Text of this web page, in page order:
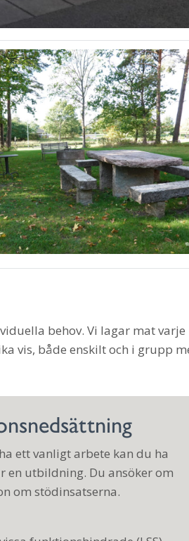
behov. Vi lagar mat varje
vis, både enskilt och i grupp
ett vanligt arbete kan du ha
en utbildning. Du ansöker om
om stödinsatserna.